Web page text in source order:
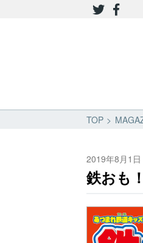
TOP
2019年8月1日
鉄おも